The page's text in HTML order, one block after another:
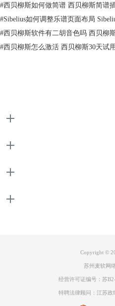
图二：西贝
是免费的，但是其功能受限，仅能使
图三：西贝柳斯
#西贝柳斯如何做简谱 西贝柳斯简谱
#Sibelius如何调整乐谱页面布局
#西贝柳斯软件有二胡音色吗 西贝柳
#西贝柳斯怎么激活 西贝柳斯30天试
Copyright ©
苏州麦软网
经营许可证编号：苏
特聘法律顾问：江苏政